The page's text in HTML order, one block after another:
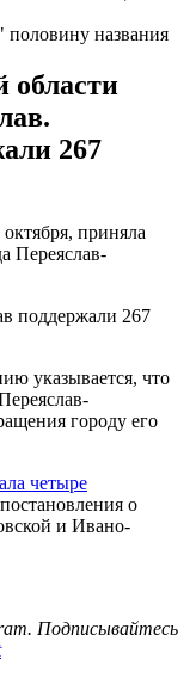
названия
области
267
приняла
Переяслав-
поддержали 267
указывается, что
городу его
четыре
о
и Ивано-
Подписывайтесь